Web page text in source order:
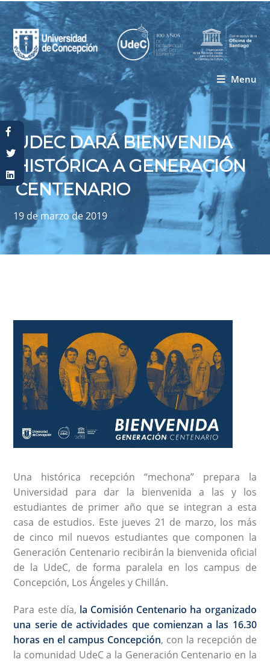
Menu
Usted está aquí
UDEC DARÁ BIENVENIDA
HISTÓRICA A GENERACIÓN
CENTENARIO
19 de marzo de 2019
Una histórica recepción “mechona” prepara la
Universidad para dar la bienvenida a las y los
estudiantes de primer año que se integran a esta
casa de estudios. Este jueves 21 de marzo, los más
de cinco mil nuevos estudiantes que componen la
Generación Centenario recibirán la bienvenida oficial
de la UdeC, de forma paralela en los campus de
Concepción, Los Ángeles y Chillán.
Para este día, la Comisión Centenario ha organizado
una serie de actividades que comienzan a las 16.30
horas en el campus Concepción, con la recepción de
la comunidad UdeC a la Generación Centenario en la